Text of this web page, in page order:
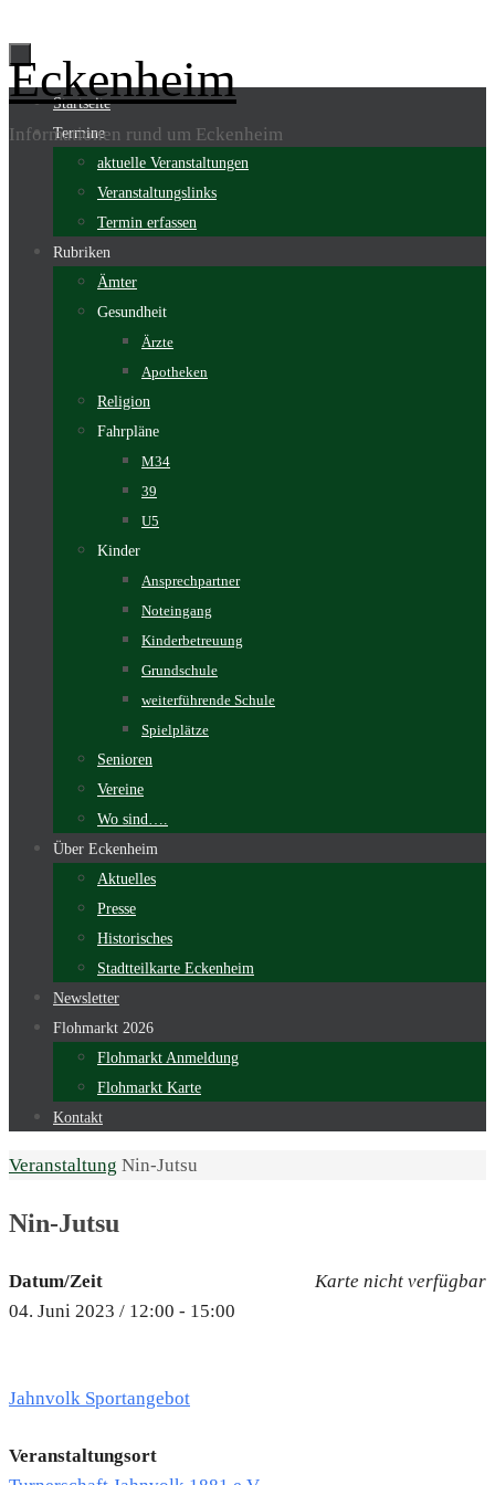
Zum
Inhalt
springen
Eckenheim
Informationen rund um Eckenheim
Zum
Inhalt
Startseite
Termine
aktuelle Veranstaltungen
Veranstaltungslinks
Termin erfassen
Rubriken
Ämter
Gesundheit
Ärzte
Apotheken
Religion
Fahrpläne
M34
39
U5
Kinder
Ansprechpartner
Noteingang
Kinderbetreuung
Grundschule
weiterführende Schule
Spielplätze
Senioren
Vereine
Wo sind….
Über Eckenheim
Aktuelles
Presse
Historisches
Stadtteilkarte Eckenheim
Newsletter
Flohmarkt 2026
Flohmarkt Anmeldung
Flohmarkt Karte
Kontakt
Start
Veranstaltung Nin-Jutsu
Nin-Jutsu
Karte nicht verfügbar
Datum/Zeit
04. Juni 2023 / 12:00 - 15:00
Jahnvolk Sportangebot
Veranstaltungsort